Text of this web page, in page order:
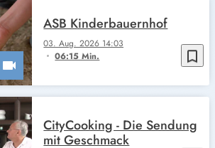
bookmark_border
03. Aug. 2026 14:03
06:15 Min.
ASB Kinderbauernhof
CityCooking - Die Sendung
mit Geschmack